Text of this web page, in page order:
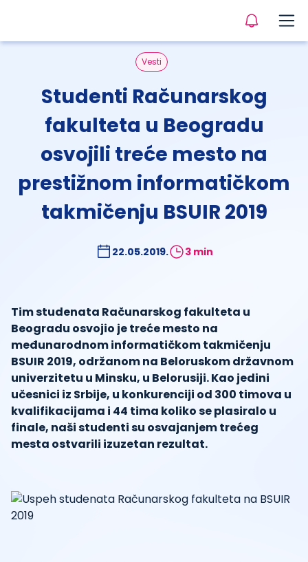
Vesti
Studenti Računarskog
fakulteta u Beogradu
osvojili treće mesto na
prestižnom informatičkom
takmičenju BSUIR 2019
22.05.2019. 3 min
Tim studenata Računarskog fakulteta u
Beogradu osvojio je treće mesto na
međunarodnom informatičkom takmičenju
BSUIR 2019, održanom na Beloruskom državnom
univerzitetu u Minsku, u Belorusiji. Kao jedini
učesnici iz Srbije, u konkurenciji od 300 timova u
kvalifikacijama i 44 tima koliko se plasiralo u
finale, naši studenti su osvajanjem trećeg
mesta ostvarili izuzetan rezultat.